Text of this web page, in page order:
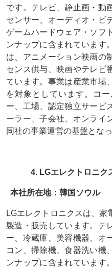
です。テレビ、静止画・動
センサー、オーディオ・ビ
ゲームハードウェア・ソフ
ンナップに含まれています
は、アニメーション映画の
センス供与、映画やテレビ
ています。事業は産業市場
を対象としています。コ
ー、工場、認定独立サービ
ーラー、子会社、オンライ
同社の事業運営の基盤となっ
4. LGエレクトロニク
本社所在地：韓国ソウル
LGエレクトロニクスは、
製造・販売しています。テ
ー、冷蔵庫、美容機器、オ
コン、掃除機、食器洗い機
ンナップに含まれています